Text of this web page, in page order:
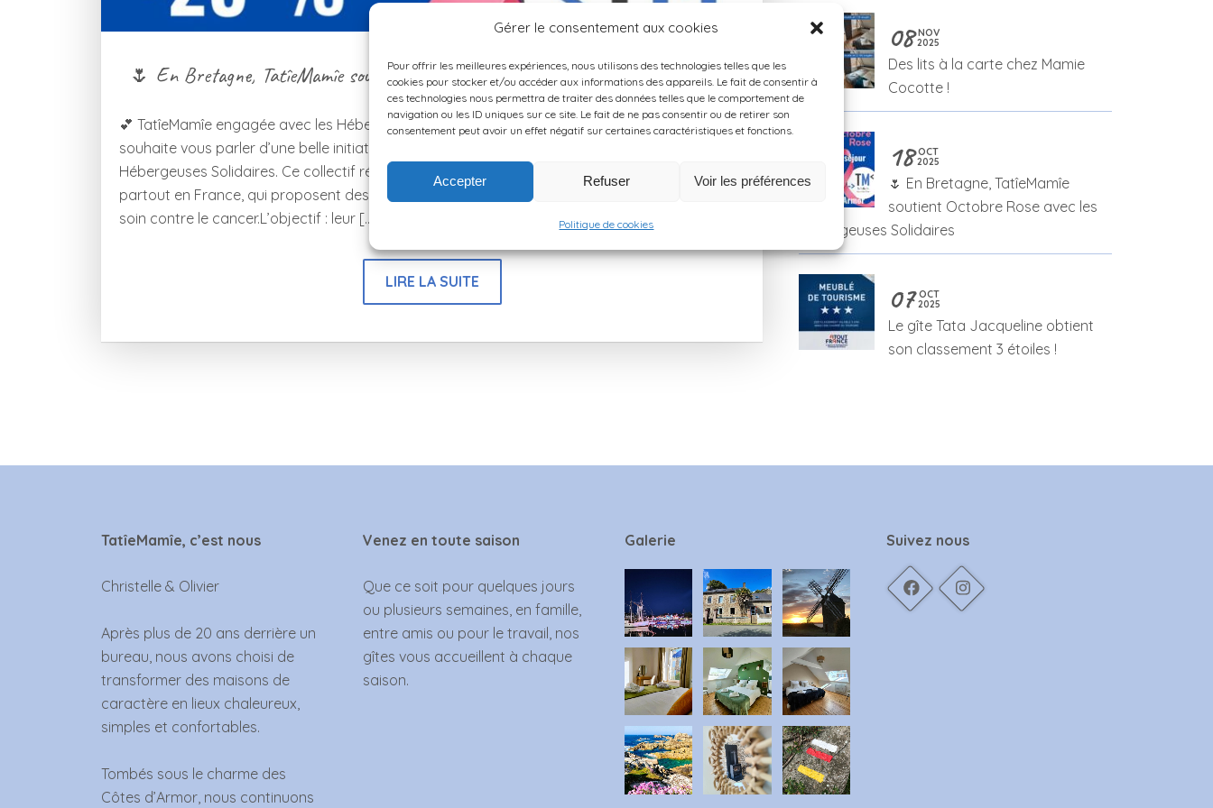
Gérer le consentement aux cookies
Pour offrir les meilleures expériences, nous utilisons des technologies telles que les
cookies pour stocker et/ou accéder aux informations des appareils. Le fait de consentir à
ces technologies nous permettra de traiter des données telles que le comportement de
navigation ou les ID uniques sur ce site. Le fait de ne pas consentir ou de retirer son
consentement peut avoir un effet négatif sur certaines caractéristiques et fonctions.
Accepter Refuser Voir les préférences
Politique de cookies
🌷 En Bretagne, TatîeMamîe soutient Octobre Rose avec les Hébergeuses Solidaires
💕 TatîeMamîe engagée avec les Hébergeuses Solidaires Aujourd’hui, l’équipe TatîeMamîe
souhaite vous parler d’une belle initiative à laquelle nous participons fièrement : le réseau des
Hébergeuses Solidaires. Ce collectif réunit des hébergeuses et hébergeurs touristiques
partout en France, qui proposent des offres tarifaires solidaires aux femmes en parcours de
soin contre le cancer.L’objectif : leur […]
LIRE LA SUITE
08 NOV
2025
Des lits à la carte chez Mamie
Cocotte !
18 OCT
2025
🌷 En Bretagne, TatîeMamîe
soutient Octobre Rose avec les
Hébergeuses Solidaires
07 OCT
2025
Le gîte Tata Jacqueline obtient
son classement 3 étoiles !
TatîeMamîe, c’est nous
Christelle & Olivier
Après plus de 20 ans derrière un
bureau, nous avons choisi de
transformer des maisons de
caractère en lieux chaleureux,
simples et confortables.
Tombés sous le charme des
Côtes d’Armor, nous continuons
Venez en toute saison
Que ce soit pour quelques jours
ou plusieurs semaines, en famille,
entre amis ou pour le travail, nos
gîtes vous accueillent à chaque
saison.
Galerie Suivez nous